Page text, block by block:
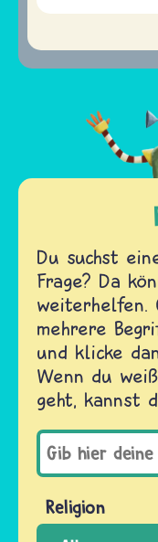
Du suchst
Frage? Da
weiterhelfen.
mehrere
und klicke
Wenn du
geht, kannst
Religion